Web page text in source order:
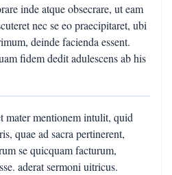
inde atque obsecrare, ut eam
nec se eo praecipitaret, ubi
deinde facienda essent.
fidem dedit adulescens ab his
mater mentionem intulit, quid
quae ad sacra pertinerent,
se quicquam facturum,
aderat sermoni uitricus.